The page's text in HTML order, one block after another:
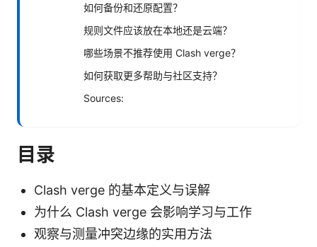
如何备份和还原配置？
规则文件应该放在本地还是云端？
哪些场景不推荐使用 Clash verge？
如何获取更多帮助与社区支持？
Sources:
目录
Clash verge 的基本定义与误解
为什么 Clash verge 会影响学习与工作
观察与测量冲突边缘的实用方法